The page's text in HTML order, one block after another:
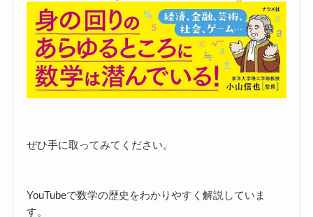
ぜひ手に取ってみてください。
YouTubeで数学の歴史をわかりやすく解説していま
す。